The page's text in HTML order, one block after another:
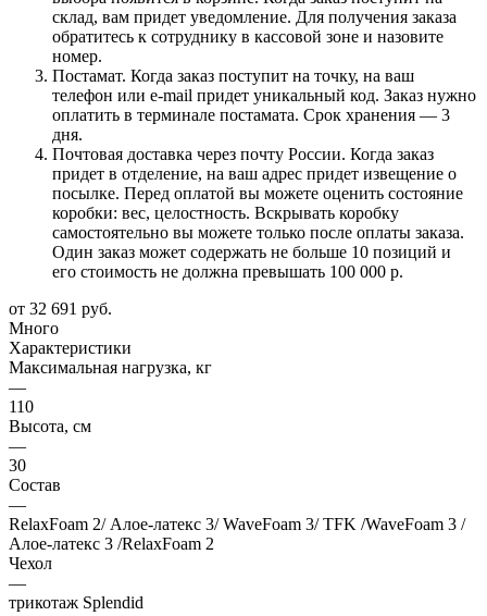
склад, вам придет уведомление. Для получения заказа
обратитесь к сотруднику в кассовой зоне и назовите
номер.
Постамат. Когда заказ поступит на точку, на ваш
телефон или e-mail придет уникальный код. Заказ нужно
оплатить в терминале постамата. Срок хранения — 3
дня.
Почтовая доставка через почту России. Когда заказ
придет в отделение, на ваш адрес придет извещение о
посылке. Перед оплатой вы можете оценить состояние
коробки: вес, целостность. Вскрывать коробку
самостоятельно вы можете только после оплаты заказа.
Один заказ может содержать не больше 10 позиций и
его стоимость не должна превышать 100 000 р.
от 32 691 руб.
Много
Характеристики
Максимальная нагрузка, кг
—
110
Высота, см
—
30
Состав
—
RelaxFoam 2/ Алое-латекс 3/ WaveFoam 3/ TFK /WaveFoam 3 /
Алое-латекс 3 /RelaxFoam 2
Чехол
—
трикотаж Splendid